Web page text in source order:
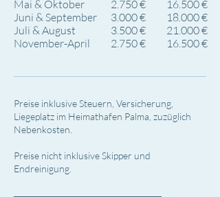
Mai & Oktober
Juni & September
Juli & August
November-April
2.750 €
3.000 €
3.500 €
2.750 €
16.500 €
18.000 €
21.000 €
16.500 €
Preise inklusive Steuern, Versicherung,
Liegeplatz im Heimathafen Palma, zuzüglich
Nebenkosten.
Preise nicht inklusive Skipper und
Endreinigung.